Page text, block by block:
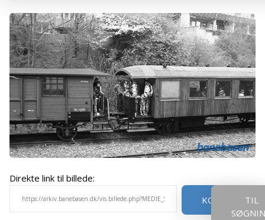
Direkte link til billede:
KOPIER
TIL